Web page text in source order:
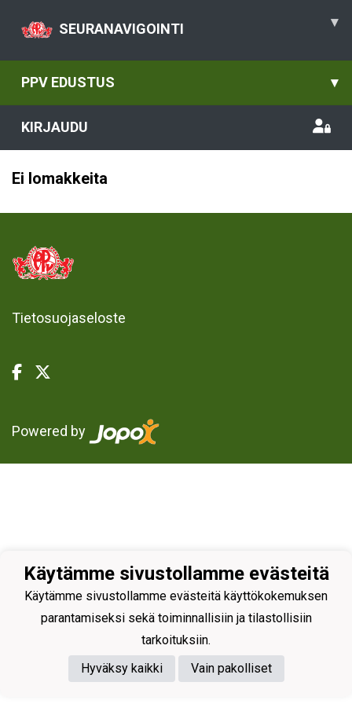
SEURANAVIGOINTI ▾
PPV EDUSTUS ▾
KIRJAUDU
Ei lomakkeita
Tietosuojaseloste
Powered by
Käytämme sivustollamme evästeitä
Käytämme sivustollamme evästeitä käyttökokemuksen
parantamiseksi sekä toiminnallisiin ja tilastollisiin
tarkoituksiin.
Hyväksy kaikki
Vain pakolliset